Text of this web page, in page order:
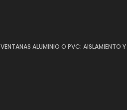
VENTANAS ALUMINIO O PVC: AISLAMIENTO